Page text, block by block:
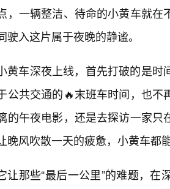
，一辆整洁、待命的小黄车就
驶入这片属于夜晚的静谧。
黄车深夜上线，首先打破的是时
公共交通的🔥末班车时间，也
的午夜电影，还是去探访一家
晚风吹散一天的疲惫，小黄车都
让那些“最后一公里”的难题，